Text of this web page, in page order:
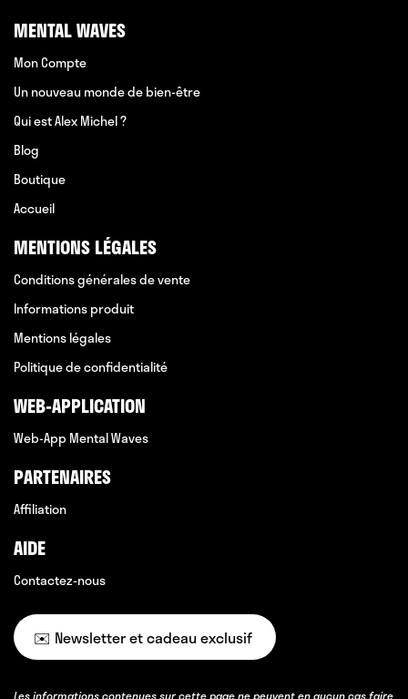
MENTAL WAVES
Mon Compte
Un nouveau monde de bien-être
Qui est Alex Michel ?
Blog
Boutique
Accueil
MENTIONS LÉGALES
Conditions générales de vente
Informations produit
Mentions légales
Politique de confidentialité
WEB-APPLICATION
Web-App Mental Waves
PARTENAIRES
Affiliation
AIDE
Contactez-nous
✉️ Newsletter et cadeau exclusif
Les informations contenues sur cette page ne peuvent en aucun cas faire